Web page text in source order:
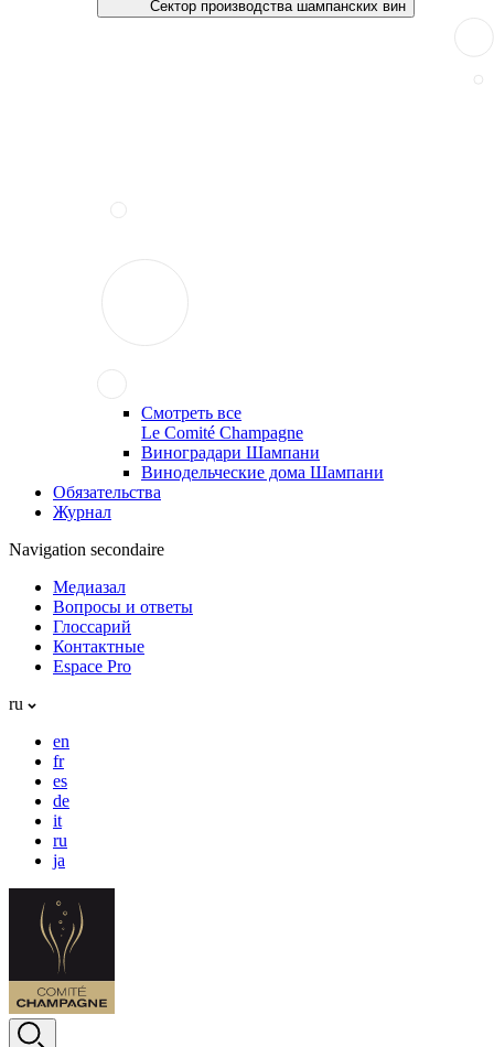
Сектор производства шампанских вин
Смотреть все
Le Comité Champagne
Виноградари Шампани
Винодельческие дома Шампани
Обязательства
Журнал
Navigation secondaire
Медиазал
Вопросы и ответы
Глоссарий
Контактные
Espace Pro
ru
en
fr
es
de
it
ru
ja